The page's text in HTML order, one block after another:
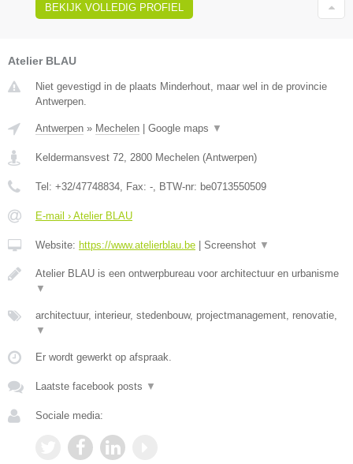
BEKIJK VOLLEDIG PROFIEL
Atelier BLAU
Niet gevestigd in de plaats Minderhout, maar wel in de provincie
Antwerpen.
Antwerpen » Mechelen Google maps ▼
Keldermansvest 72 2800 Mechelen (Antwerpen)
Tel: +32/47748834 , Fax: - , BTW-nr: be0713550509
E-mail › Atelier BLAU
Website: https://www.atelierblau.be Screenshot ▼
Atelier BLAU is een ontwerpbureau voor architectuur en urbanisme
▼
architectuur, interieur, stedenbouw, projectmanagement, renovatie,
▼
Er wordt gewerkt op afspraak.
Laatste facebook posts ▼
Sociale media: